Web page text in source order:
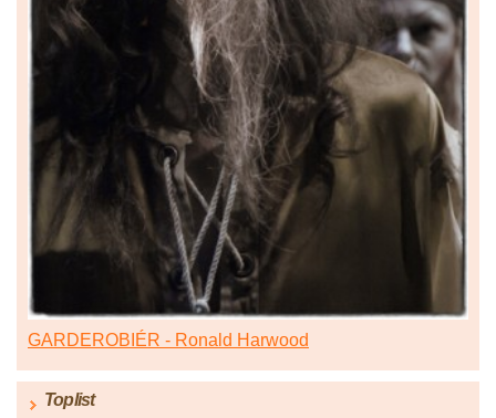
GARDEROBIÉR - Ronald Harwood
Toplist